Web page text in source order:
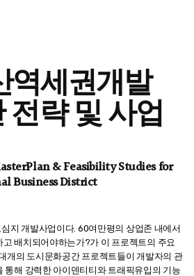
역세권개발
전략 및 사업
& Feasibility Studies for
Business District
지 개발사업이다. 60여만평의 상업존 내에서
배치되어야하는가?가 이 프로젝트의 주요
개의 도시문화공간 프로젝트들이 개발자의 관
통해 강력한 아이덴티티와 트래픽유입의 기능